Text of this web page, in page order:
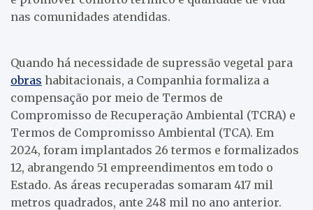
nas comunidades atendidas.
Quando há necessidade de supressão vegetal para
obras habitacionais, a Companhia formaliza a
compensação por meio de Termos de
Compromisso de Recuperação Ambiental (TCRA) e
Termos de Compromisso Ambiental (TCA). Em
2024, foram implantados 26 termos e formalizados
12, abrangendo 51 empreendimentos em todo o
Estado. As áreas recuperadas somaram 417 mil
metros quadrados, ante 248 mil no ano anterior.